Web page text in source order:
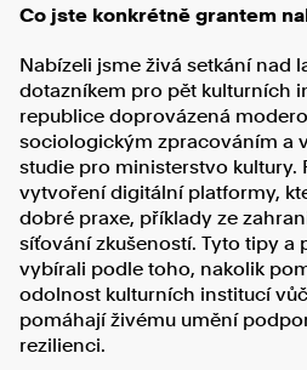
Co jste konkrétně grantem
Nabízeli jsme živá setkání nad
dotazníkem pro pět kulturních
republice doprovázená
sociologickým zpracováním a
studie pro ministerstvo kultury.
vytvoření digitální platformy,
dobré praxe, příklady ze
síťování zkušeností. Tyto tipy a
vybírali podle toho, nakolik
odolnost kulturních institucí
pomáhají živému umění
rezilienci.